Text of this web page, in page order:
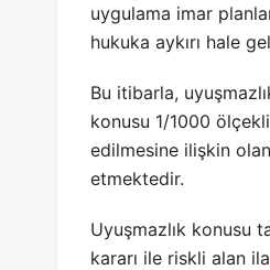
uygulama imar
hukuka aykırı hale
Bu itibarla,
konusu 1/1000
edilmesine ilişkin
etmektedir.
Uyuşmazlık konusu
kararı ile riskli alan